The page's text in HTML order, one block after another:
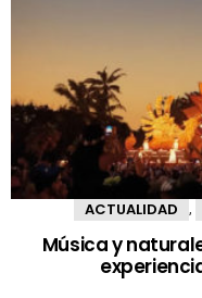
ACTUALIDAD ,
Música y